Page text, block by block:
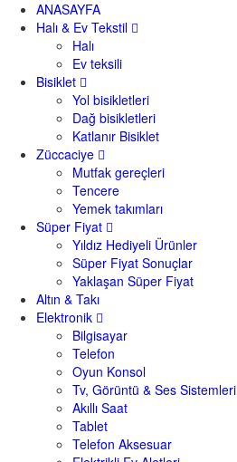
ANASAYFA
Halı & Ev Tekstil
Halı
Ev teksili
Bisiklet
Yol bisikletleri
Dağ bisikletleri
Katlanır Bisiklet
Züccaciye
Mutfak gereçleri
Tencere
Yemek takımları
Süper Fiyat
Yıldız Hediyeli Ürünler
Süper Fiyat Sonuçlar
Yaklaşan Süper Fiyat
Altın & Takı
Elektronik
Bilgisayar
Telefon
Oyun Konsol
Tv, Görüntü & Ses Sistemleri
Akıllı Saat
Tablet
Telefon Aksesuar